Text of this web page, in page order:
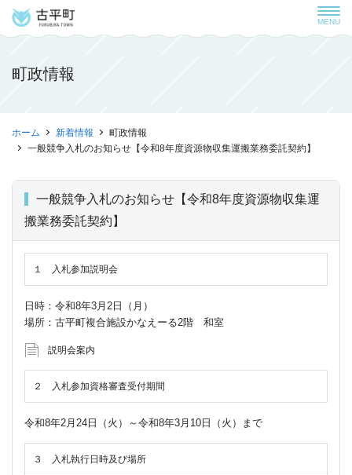
MENU
町政情報
ホーム 新着情報
町政情報
一般競争入札のお知らせ【令和8年度資源物収集運搬業務委託契約】
一般競争入札のお知らせ【令和8年度資源物収集運
搬業務委託契約】
１ 入札参加説明会
日時：令和8年3月2日（月）
場所：古平町複合施設かなえーる2階 和室
説明会案内
２ 入札参加資格審査受付期間
令和8年2月24日（火）～令和8年3月10日（火）まで
３ 入札執行日時及び場所